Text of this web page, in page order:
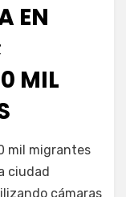
EN
MIL
mil migrantes
ciudad
cámaras